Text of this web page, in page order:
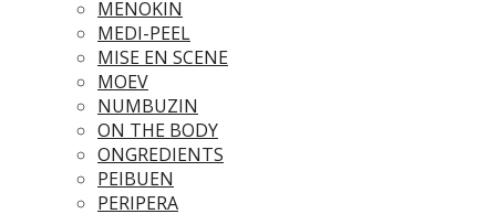
MENOKIN
MEDI-PEEL
MISE EN SCENE
MOEV
NUMBUZIN
ON THE BODY
ONGREDIENTS
PEIBUEN
PERIPERA